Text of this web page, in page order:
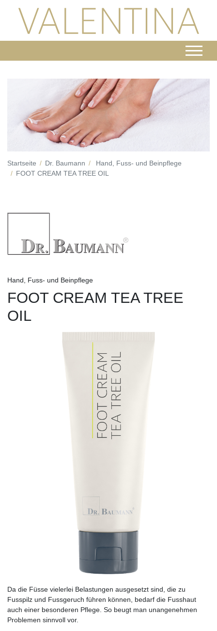
Startseite Dr. Baumann
Hand, Fuss- und Beinpflege
FOOT CREAM TEA TREE OIL
Hand, Fuss- und Beinpflege
FOOT CREAM TEA TREE
OIL
Da die Füsse vielerlei Belastungen ausgesetzt sind, die zu
Fusspilz und Fussgeruch führen können, bedarf die Fusshaut
auch einer besonderen Pflege. So beugt man unangenehmen
Problemen sinnvoll vor.